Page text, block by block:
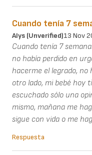
Cuando tenía 7
Alys (unverified)13 Nov
Cuando tenía 7
no había perdido en
hacerme el legrado,
otro lado, mi bebé hoy
escuchado sólo una
mismo, mañana me
sigue con vida o me
Respuesta